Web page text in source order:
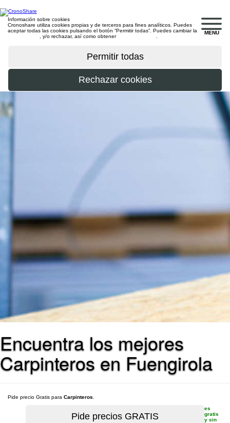
MENU
Información sobre cookies
Cronoshare utiliza cookies propias y de terceros para fines analíticos. Puedes
aceptar todas las cookies pulsando el botón “Permitir todas”. Puedes cambiar la
, y/o rechazar, así como obtener
Encuentra los mejores
Carpinteros en Fuengirola
Pide precio Gratis para Carpinteros
es
gratis
y sin